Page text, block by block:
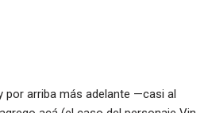
por arriba más adelante —casi al